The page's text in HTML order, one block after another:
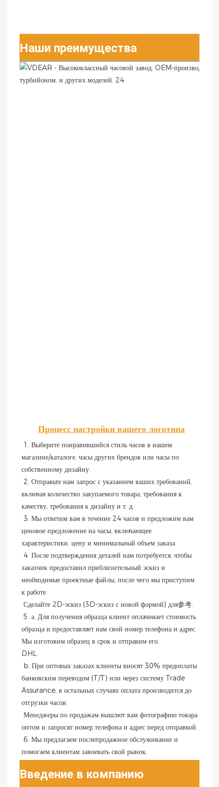
Наши преимущества
Процесс настройки вашего логотипа
1. Выберите понравившийся стиль часов в нашем
магазине/каталоге, часы других брендов или часы по
собственному дизайну.
включая количество закупаемого товара, требования к
качеству, требования к дизайну и т. д.
ценовое предложение на часы, включающее
характеристики, цену и минимальный объем заказа.
заказчик предоставил приблизительный эскиз и
необходимые проектные файлы, после чего мы приступим
к работе.
Сделайте 2D-эскиз (3D-эскиз с новой формой) для参考.
образца и предоставляет нам свой номер телефона и адрес.
Мы изготовим образец в срок и отправим его.
DHL.
банковским переводом (T/T) или через систему Trade
Assurance; в остальных случаях оплата производится до
отгрузки часов.
оптом и запросят номер телефона и адрес перед отправкой.
помогаем клиентам завоевать свой рынок.
Введение в компанию